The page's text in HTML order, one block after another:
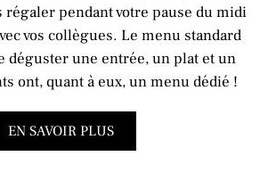
régaler pendant votre pause du midi
vos collègues. Le menu standard
déguster une entrée, un plat et un
ont, quant à eux, un menu dédié !
EN SAVOIR PLUS